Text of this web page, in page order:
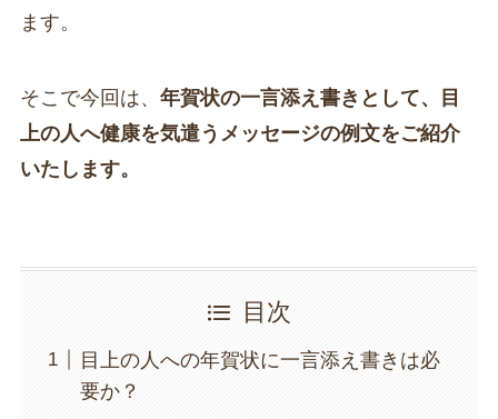
ます。
そこで今回は、 年賀状の一言添え書きとして、目
上の人へ健康を気遣うメッセージの例文をご紹介
いたします。
目次
目上の人への年賀状に一言添え書きは必
要か？